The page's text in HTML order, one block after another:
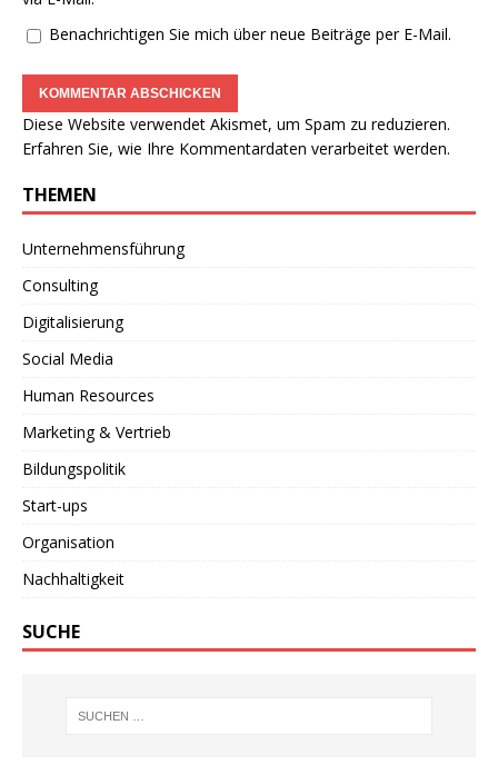
Benachrichtigen Sie mich über neue Beiträge per E-Mail.
Diese Website verwendet Akismet, um Spam zu reduzieren.
Erfahren Sie, wie Ihre Kommentardaten verarbeitet werden.
THEMEN
Unternehmensführung
Consulting
Digitalisierung
Social Media
Human Resources
Marketing & Vertrieb
Bildungspolitik
Start-ups
Organisation
Nachhaltigkeit
SUCHE